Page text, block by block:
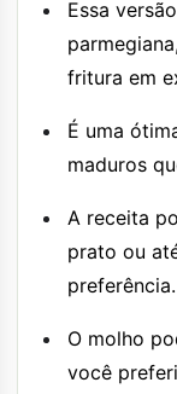
Essa
fritura em
É uma
maduros
A receita
prato ou
preferência.
O molho
você